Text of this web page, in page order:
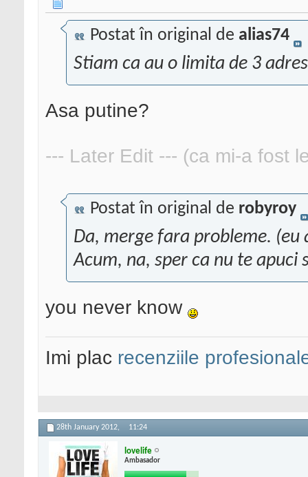
Postat în original de alias74
Stiam ca au o limita de 3
Asa putine?
--- Later Edit --- (ca mi-a fost
Postat în original de robyroy
Da, merge fara probleme. (eu
Acum, na, sper ca nu te
you never know
Imi plac recenziile
28th January 2012, 11:24
lovelife
Ambasador